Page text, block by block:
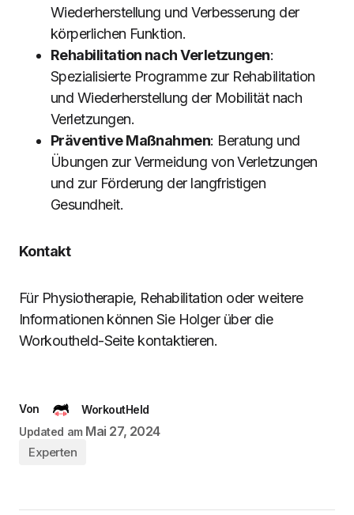
Wiederherstellung und Verbesserung der
körperlichen Funktion.
Rehabilitation nach Verletzungen:
Spezialisierte Programme zur Rehabilitation
und Wiederherstellung der Mobilität nach
Verletzungen.
Präventive Maßnahmen: Beratung und
Übungen zur Vermeidung von Verletzungen
und zur Förderung der langfristigen
Gesundheit.
Kontakt
Für Physiotherapie, Rehabilitation oder weitere
Informationen können Sie Holger über die
Workoutheld-Seite kontaktieren.
Von
WorkoutHeld
Updated am Mai 27, 2024
Experten